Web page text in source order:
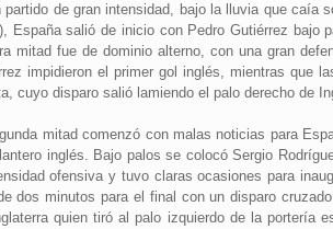
partido de gran intensidad, bajo la lluvia que caía
España salió de inicio con Pedro Gutiérrez bajo
mitad fue de dominio alterno, con una gran
impidieron el primer gol inglés, mientras que
cuyo disparo salió lamiendo el palo derecho de
mitad comenzó con malas noticias para
inglés. Bajo palos se colocó Sergio
ofensiva y tuvo claras ocasiones para
dos minutos para el final con un disparo
quien tiró al palo izquierdo de la portería